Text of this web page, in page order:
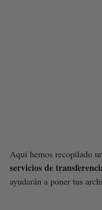
Aquí hemos recopilado
servicios de
ayudarán a poner tus